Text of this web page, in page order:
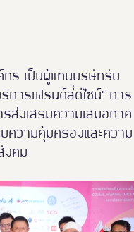
ร เป็นผู้แทนบริษัทรับ
การเฟรนด์ลี่ดีไซน์" การ
ส่งเสริมความเสมอภาค
ความคุ้มครองและความ
งคม